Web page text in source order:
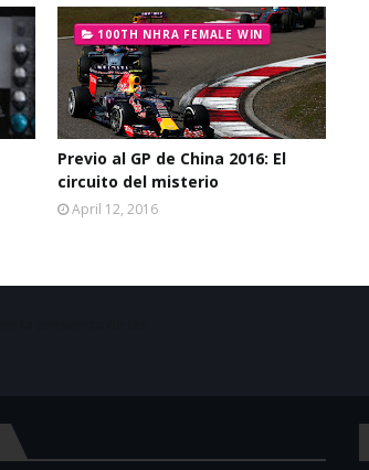
100TH NHRA FEMALE WIN
Previo al GP de China 2016: El
circuito del misterio
April 12, 2016